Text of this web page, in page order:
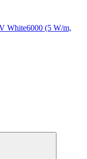
White6000 (5 W/m,